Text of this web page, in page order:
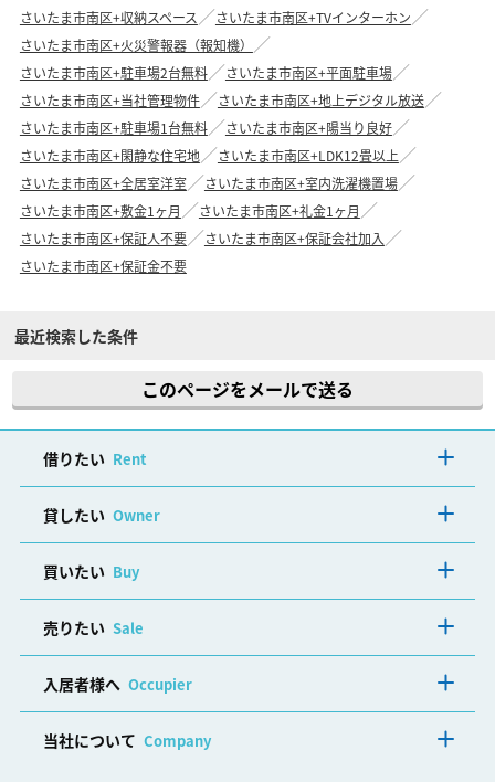
さいたま市南区+収納スペース
さいたま市南区+TVインターホン
さいたま市南区+火災警報器（報知機）
さいたま市南区+駐車場2台無料
さいたま市南区+平面駐車場
さいたま市南区+当社管理物件
さいたま市南区+地上デジタル放送
さいたま市南区+駐車場1台無料
さいたま市南区+陽当り良好
さいたま市南区+閑静な住宅地
さいたま市南区+LDK12畳以上
さいたま市南区+全居室洋室
さいたま市南区+室内洗濯機置場
さいたま市南区+敷金1ヶ月
さいたま市南区+礼金1ヶ月
さいたま市南区+保証人不要
さいたま市南区+保証会社加入
さいたま市南区+保証金不要
最近検索した条件
このページをメールで送る
借りたい Rent
貸したい Owner
買いたい Buy
売りたい Sale
入居者様へ Occupier
当社について Company